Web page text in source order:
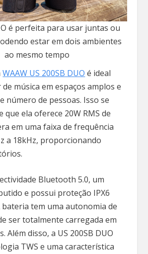
é perfeita para usar juntas ou
estar em dois ambientes
ao mesmo tempo
WAAW US 200SB DUO é ideal
música em espaços amplos e
número de pessoas. Isso se
que ela oferece 20W RMS de
em uma faixa de frequência
a 18kHz, proporcionando
Bluetooth 5.0, um
e possui proteção IPX6
bateria tem uma autonomia de
ser totalmente carregada em
Além disso, a US 200SB DUO
TWS e uma característica